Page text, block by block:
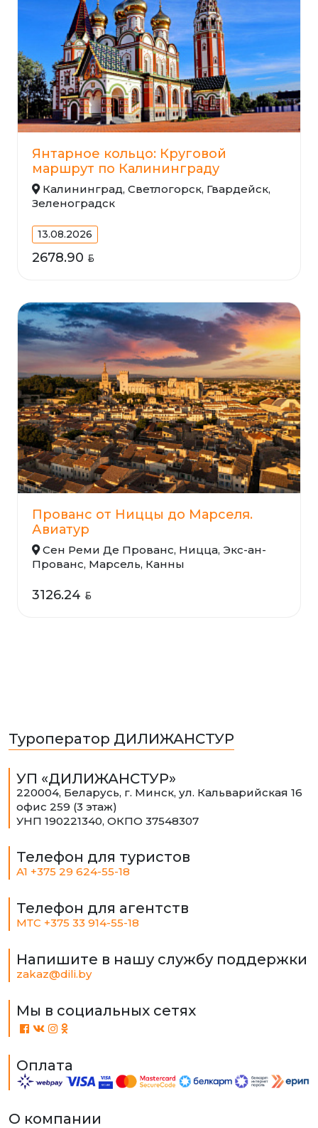
Янтарное кольцо: Круговой
маршрут по Калининграду
Калининград, Светлогорск, Гвардейск,
Зеленоградск
13.08.2026
2678.90
Прованс от Ниццы до Марселя.
Авиатур
Сен Реми Де Прованс, Ницца, Экс-ан-
Прованс, Марсель, Канны
3126.24
Туроператор ДИЛИЖАНСТУР
УП «ДИЛИЖАНСТУР»
220004, Беларусь, г. Минск, ул. Кальварийская 16
офис 259 (3 этаж)
УНП 190221340, ОКПО 37548307
Телефон для туристов
A1 +375 29 624-55-18
Телефон для агентств
МТС +375 33 914-55-18
Напишите в нашу службу поддержки
zakaz@dili.by
Мы в социальных сетях
Оплата
О компании